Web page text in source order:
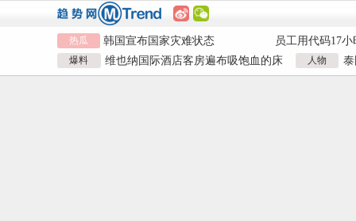
热瓜
儿子举报身价上亿父亲说家已破碎
直播自杀日本女网红已身亡
韩国宣布国家灾难状态
员工用代码17
数据
儿子举报身价上亿父亲说家已破碎 女子用漏洞0元
直播自杀日本女网红已身亡
海口80吨高危
爆料
维也纳国际酒店客房遍布吸饱血的床
虱 酒店客房有虫员工反怪顾客不查
人物